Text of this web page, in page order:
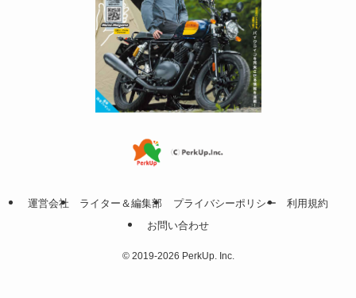
運営会社 ライター＆編集部 プライバシーポリシー
利用規約
お問い合わせ
©2019-2026 PerkUp. Inc.